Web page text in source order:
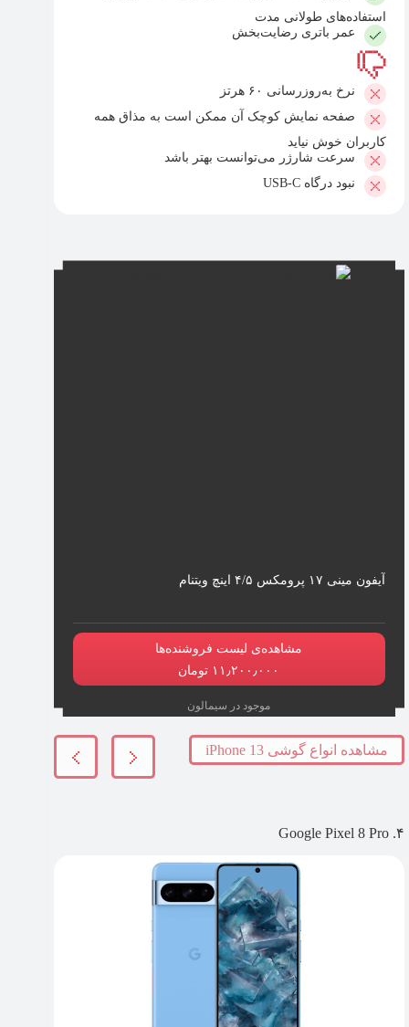
استفاده‌های طولانی مدت
عمر باتری رضایت‌بخش
نرخ به‌روزرسانی ۶۰ هرتز
صفحه نمایش کوچک آن ممکن است به مذاق همه
کاربران خوش نیاید
سرعت شارژر می‌توانست بهتر باشد
نبود درگاه USB-C
آیفون‌ مینی ۱۷ پرومکس ۴/۵ اینچ ویتنام
مشاهده‌ی لیست فروشنده‌ها
۱۱٫۲۰۰٫۰۰۰ تومان
موجود در سیمالون
مشاهده انواع گوشی iPhone 13
۴. Google Pixel 8 Pro